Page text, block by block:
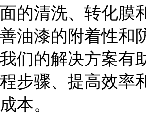
面的清洗、转化膜
善油漆的附着性和
我们的解决方案有
程步骤、提高效率
成本。